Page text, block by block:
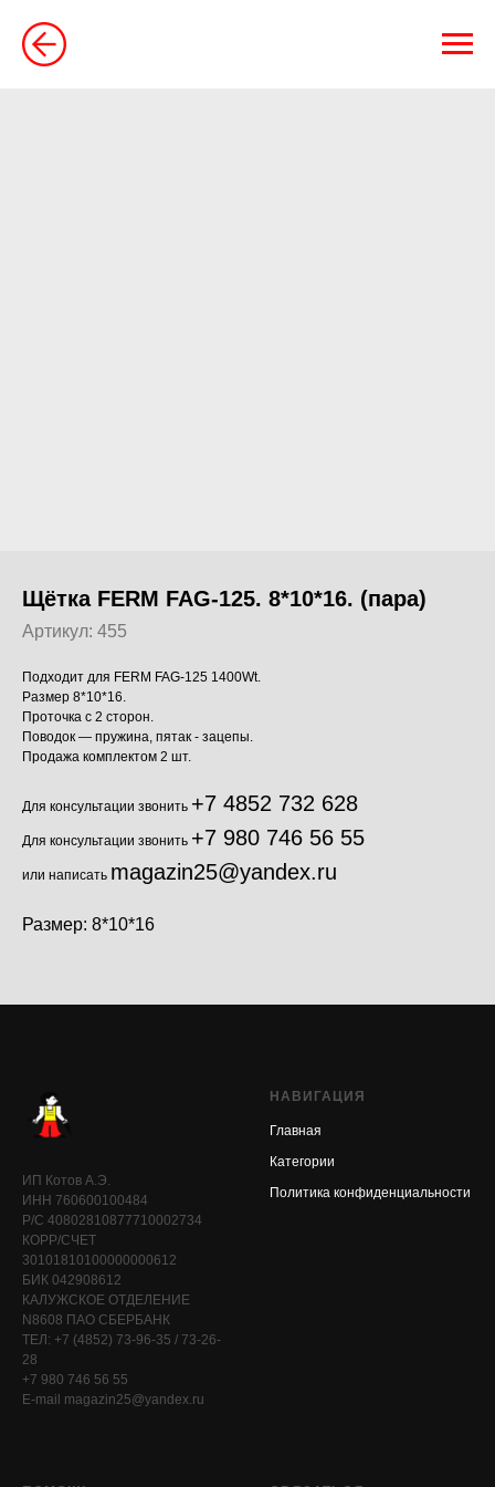
Щётка FERM FAG-125. 8*10*16. (пара)
Артикул: 455
Подходит для FERM FAG-125 1400Wt.
Размер 8*10*16.
Проточка с 2 сторон.
Поводок — пружина, пятак - зацепы.
Продажа комплектом 2 шт.
Для консультации звонить +7 4852 732 628
Для консультации звонить +7 980 746 56 55
или написать magazin25@yandex.ru
Размер: 8*10*16
ИП Котов А.Э.
ИНН 760600100484
Р/С 40802810877710002734
КОРР/СЧЕТ
30101810100000000612
БИК 042908612
КАЛУЖСКОЕ ОТДЕЛЕНИЕ
N8608 ПАО СБЕРБАНК
ТЕЛ: +7 (4852) 73-96-35 / 73-26-
28
+7 980 746 56 55
E-mail magazin25@yandex.ru
НАВИГАЦИЯ
Главная
Категории
Политика конфиденциальности